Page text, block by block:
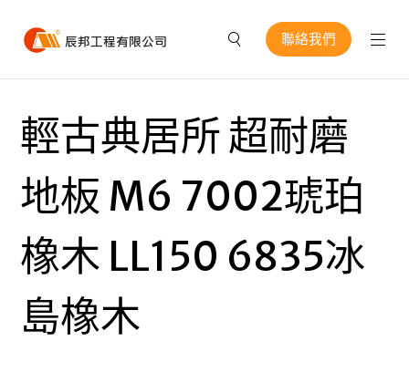
聯絡我們
輕古典居所 超耐磨
地板 M6 7002琥珀
橡木 LL150 6835冰
島橡木